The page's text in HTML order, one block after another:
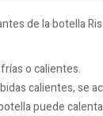
de la botella
o calientes.
calientes, se
puede